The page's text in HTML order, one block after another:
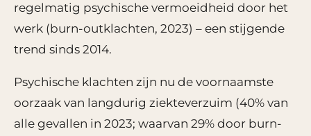
regelmatig psychische vermoeidheid door het
werk (burn-outklachten, 2023) – een stijgende
trend sinds 2014.
Psychische klachten zijn nu de voornaamste
oorzaak van langdurig ziekteverzuim (40% van
alle gevallen in 2023; waarvan 29% door burn-